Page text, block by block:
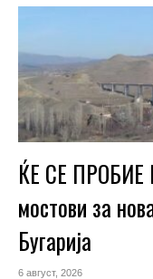
ЌЕ СЕ ПРОБИЕ
мостови за
Бугарија
6 август, 2026